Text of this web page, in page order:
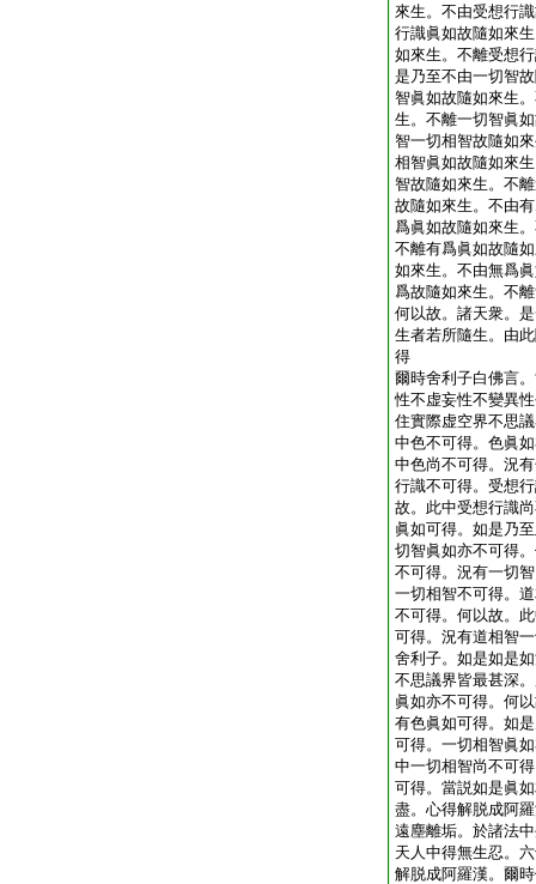
來生。不由受想行
行識眞如故隨如來
如來生。不離受想
是乃至不由一切智
智眞如故隨如來生
生。不離一切智眞
智一切相智故隨如
相智眞如故隨如來
智故隨如來生。不
故隨如來生。不由
爲眞如故隨如來生
不離有爲眞如故隨
如來生。不由無爲
爲故隨如來生。不
何以故。諸天衆。
生者若所隨生。由
得
爾時舍利子白佛言
性不虚妄性不變異
住實際虚空界不思
中色不可得。色眞
中色尚不可得。況
行識不可得。受想
故。此中受想行識
眞如可得。如是乃
切智眞如亦不可得
不可得。況有一切
一切相智不可得。
不可得。何以故。
可得。況有道相智
舍利子。如是如是
不思議界皆最甚深
眞如亦不可得。何
有色眞如可得。如
可得。一切相智眞
中一切相智尚不可
可得。當説如是眞
盡。心得解脱成阿
遠塵離垢。於諸法
天人中得無生忍。
解脱成阿羅漢。爾